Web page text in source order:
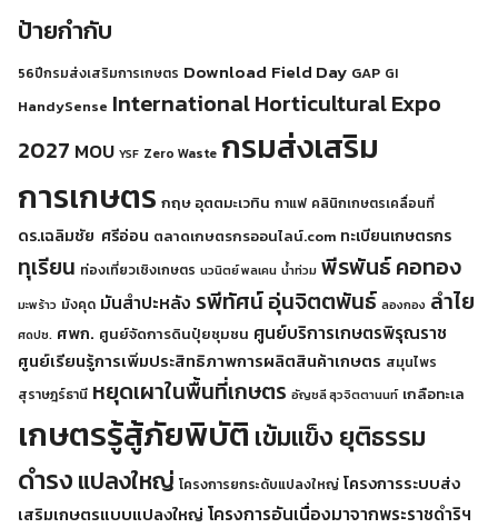
ป้ายกำกับ
56ปีกรมส่งเสริมการเกษตร Download Field Day GAP GI
HandySense International Horticultural Expo
2027 MOU YSF Zero Waste กรมส่งเสริม
การเกษตร กฤษ อุตตมะเวทิน กาแฟ คลินิกเกษตรเคลื่อนที่
ดร.เฉลิมชัย ศรีอ่อน ตลาดเกษตรกรออนไลน์.com ทะเบียนเกษตรกร
ทุเรียน ท่องเที่ยวเชิงเกษตร นวนิตย์ พลเคน น้ำท่วม พีรพันธ์ คอทอง
มะพร้าว มังคุด มันสำปะหลัง รพีทัศน์ อุ่นจิตตพันธ์ ลองกอง ลำไย
ศดปช. ศพก. ศูนย์จัดการดินปุ๋ยชุมชน ศูนย์บริการเกษตรพิรุณราช
ศูนย์เรียนรู้การเพิ่มประสิทธิภาพการผลิตสินค้าเกษตร สมุนไพร
สุราษฎร์ธานี หยุดเผาในพื้นที่เกษตร อัญชลี สุวจิตตานนท์ เกลือทะเล
เกษตรรู้สู้ภัยพิบัติ เข้มแข็ง ยุติธรรม
ดำรงแปลงใหญ่ โครงการยกระดับแปลงใหญ่ โครงการระบบส่ง
เสริมเกษตรแบบแปลงใหญ่ โครงการอันเนื่องมาจากพระราชดำริฯ